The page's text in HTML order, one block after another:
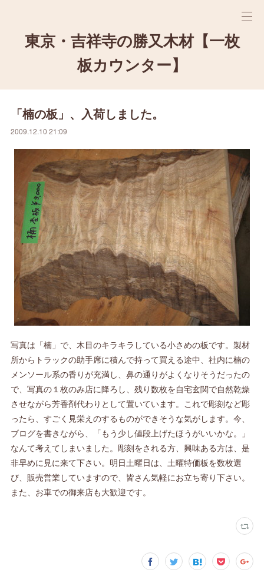
東京・吉祥寺の勝又木材【一枚
板カウンター】
「楠の板」、入荷しました。
2009.12.10 21:09
写真は「楠」で、木目のキラキラしている小さめの板です。製材
所からトラックの助手席に積んで持って買える途中、社内に楠の
メンソール系の香りが充満し、鼻の通りがよくなりそうだったの
で、写真の１枚のみ店に降ろし、残り数枚を自宅玄関で自然乾燥
させながら芳香剤代わりとして置いています。これで彫刻など彫
ったら、すごく見栄えのするものができそうな気がします。今、
ブログを書きながら、「もう少し値段上げたほうがいいかな。」
なんて考えてしまいました。彫刻をされる方、興味ある方は、是
非早めに見に来て下さい。明日土曜日は、土曜特価板を数枚選
び、販売営業していますので、皆さん気軽にお立ち寄り下さい。
また、お車での御来店も大歓迎です。